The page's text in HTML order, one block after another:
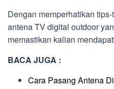
Dengan memperhatikan
antena TV digital outdoor
memastikan kalian
BACA JUGA :
Cara Pasang Antena